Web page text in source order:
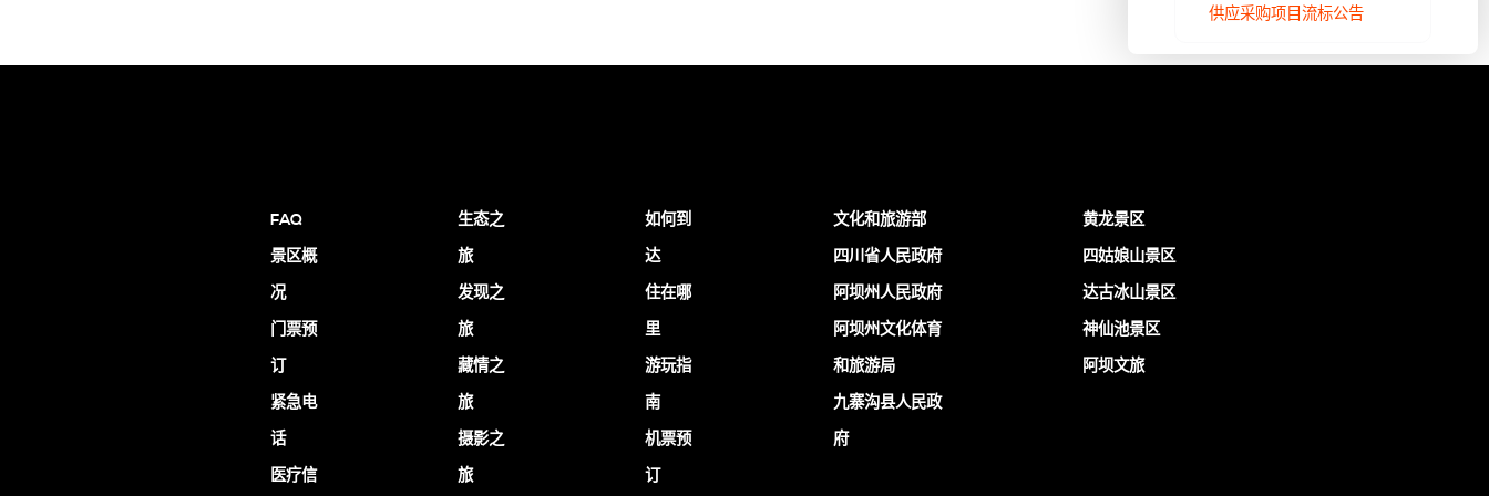
供应采购项目流标公告
FAQ
景区概
况
门票预
订
紧急电
话
医疗信
生态之
旅
发现之
旅
藏情之
旅
摄影之
旅
如何到
达
住在哪
里
游玩指
南
机票预
订
文化和旅游部
四川省人民政府
阿坝州人民政府
阿坝州文化体育
和旅游局
九寨沟县人民政
府
黄龙景区
四姑娘山景区
达古冰山景区
神仙池景区
阿坝文旅